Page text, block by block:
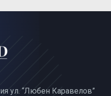
ул. “Любен Каравелов”